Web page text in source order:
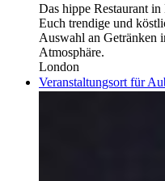
Das hippe Restaurant
Euch trendige und
Auswahl an Getränken
Atmosphäre.
London
Veranstaltungsort für